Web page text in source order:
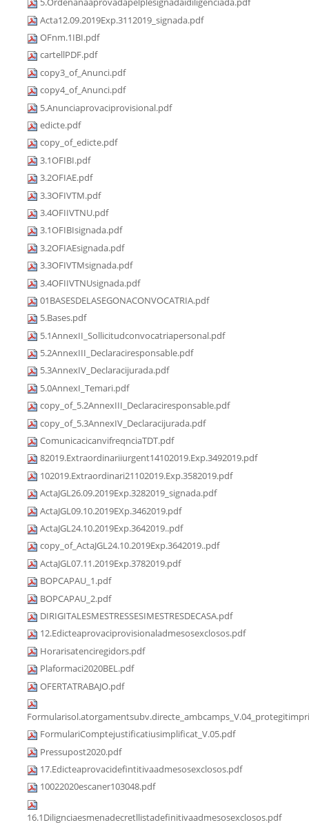
Acta12.09.2019Exp.3112019_signada.pdf
OFnm.1IBI.pdf
cartellPDF.pdf
copy3_of_Anunci.pdf
copy4_of_Anunci.pdf
5.Anunciaprovaciprovisional.pdf
edicte.pdf
copy_of_edicte.pdf
3.1OFIBI.pdf
3.2OFIAE.pdf
3.3OFIVTM.pdf
3.4OFIIVTNU.pdf
3.1OFIBIsignada.pdf
3.2OFIAEsignada.pdf
3.3OFIVTMsignada.pdf
3.4OFIIVTNUsignada.pdf
01BASESDELASEGONACONVOCATRIA.pdf
5.Bases.pdf
5.1AnnexII_Sollicitudconvocatriapersonal.pdf
5.2AnnexIII_Declaraciresponsable.pdf
5.3AnnexIV_Declaracijurada.pdf
5.0AnnexI_Temari.pdf
copy_of_5.2AnnexIII_Declaraciresponsable.pdf
copy_of_5.3AnnexIV_Declaracijurada.pdf
ComunicacicanvifreqnciaTDT.pdf
82019.Extraordinariiurgent14102019.Exp.3492019.pdf
102019.Extraordinari21102019.Exp.3582019.pdf
ActaJGL26.09.2019Exp.3282019_signada.pdf
ActaJGL09.10.2019EXp.3462019.pdf
ActaJGL24.10.2019Exp.3642019..pdf
copy_of_ActaJGL24.10.2019Exp.3642019..pdf
ActaJGL07.11.2019Exp.3782019.pdf
BOPCAPAU_1.pdf
BOPCAPAU_2.pdf
DIRIGITALESMESTRESSESIMESTRESDECASA.pdf
12.Edicteaprovaciprovisionaladmesosexclosos.pdf
Horarisatenciregidors.pdf
Plaformaci2020BEL.pdf
OFERTATRABAJO.pdf
FormulariComptejustificatiusimplificat_V.05.pdf
Pressupost2020.pdf
17.Edicteaprovacidefintitivaadmesosexclosos.pdf
10022020escaner103048.pdf
16.1Dilignciaesmenadecretllistadefinitivaadmesosexclosos.pdf